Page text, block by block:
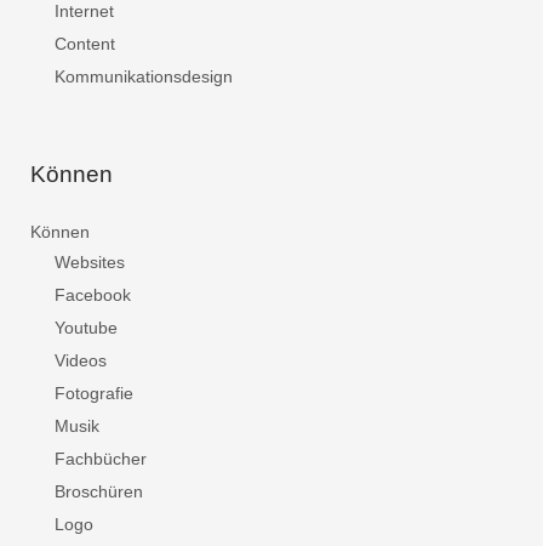
Internet
Content
Kommunikationsdesign
Können
Können
Websites
Facebook
Youtube
Videos
Fotografie
Musik
Fachbücher
Broschüren
Logo